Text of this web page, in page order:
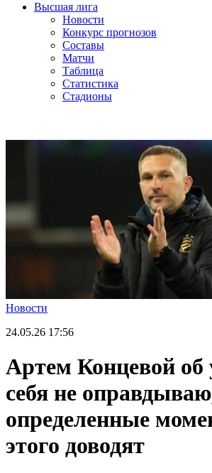
Высшая лига
Новости
Конкурс прогнозов
Составы
Матчи
Таблица
Статистика
Стадионы
Новости
24.05.26 17:56
Артем Концевой об
себя не
определенные
этого доводят